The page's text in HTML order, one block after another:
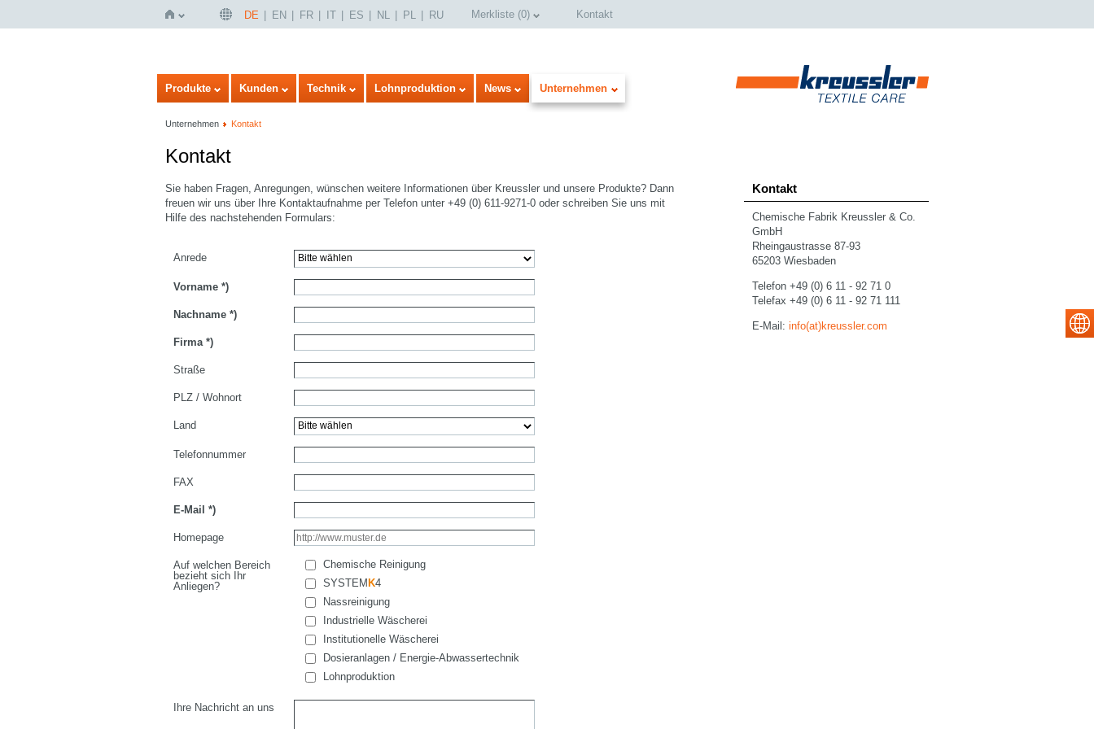
Startseite
DE EN FR IT ES NL PL RU Merkliste (0) Kontakt
Produkte Kunden Technik Lohnproduktion News Unternehmen
Unternehmen Kontakt
Kontakt
Sie haben Fragen, Anregungen, wünschen weitere Informationen über Kreussler und unsere Produkte? Dann
freuen wir uns über Ihre Kontaktaufnahme per Telefon unter +49 (0) 611-9271-0 oder schreiben Sie uns mit
Hilfe des nachstehenden Formulars:
Anrede
Vorname *)
Nachname *)
Firma*)
Straße
PLZ / Wohnort
Land
Telefonnummer
FAX
E-Mail *)
Homepage
Auf welchen Bereich
bezieht sich Ihr
Anliegen?
Chemische Reinigung
SYSTEM K4
Nassreinigung
Industrielle Wäscherei
Institutionelle Wäscherei
Dosieranlagen / Energie-Abwassertechnik
Lohnproduktion
Ihre Nachricht an uns
Kontakt
Chemische Fabrik Kreussler & Co.
GmbH
Rheingaustrasse 87-93
65203 Wiesbaden
Telefon +49 (0) 6 11 - 92 71 0
Telefax +49 (0) 6 11 - 92 71 111
E-Mail: info(at)kreussler.com